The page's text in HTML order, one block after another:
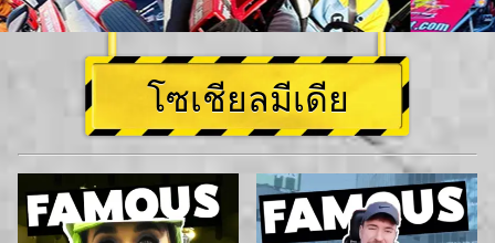
โซเชียลมีเดีย